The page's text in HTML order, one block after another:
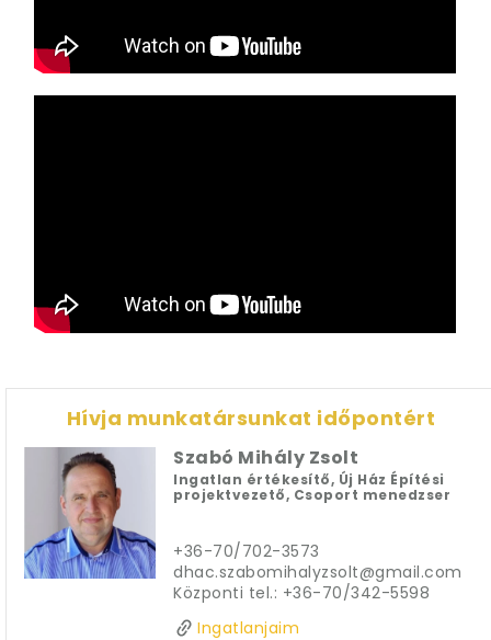
Hívja munkatársunkat időpontért
Szabó Mihály Zsolt
Ingatlan értékesítő, Új Ház Építési
projektvezető, Csoport menedzser
+36-70/702-3573
dhac.szabomihalyzsolt@gmail.com
Központi tel.: +36-70/342-5598
Ingatlanjaim